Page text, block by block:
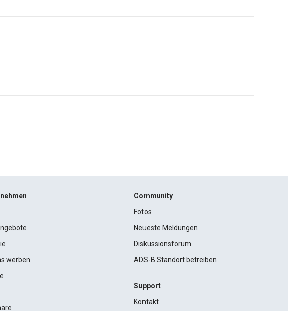
werben
Community
Fotos
Neueste Meldungen
Diskussionsforum
ADS-B Standort betreiben
Support
Kontakt